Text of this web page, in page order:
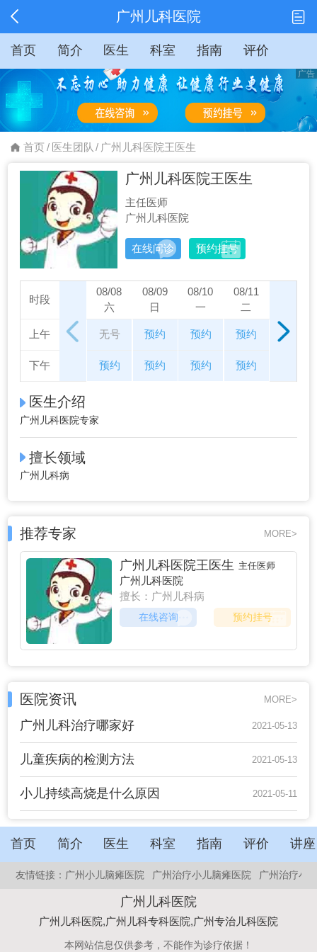
广州儿科医院
首页 简介 医生 科室 指南 评价
首页 / 医生团队 / 广州儿科医院王医生
广州儿科医院王医生
主任医师
广州儿科医院
在线问诊 预约挂号
时段
上午
下午
08/08
六
无号
预约
08/09
日
预约
预约
08/10
一
预约
预约
08/11
二
预约
预约
预约
医生介绍
广州儿科医院专家
擅长领域
广州儿科病
推荐专家 MORE>
广州儿科医院王医生 主任医师
广州儿科医院
擅长：广州儿科病
在线咨询 预约挂号
医院资讯 MORE>
广州儿科治疗哪家好 2021-05-13
儿童疾病的检测方法 2021-05-13
小儿持续高烧是什么原因 2021-05-11
首页 简介 医生 科室 指南 评价 讲座
友情链接： 广州小儿脑瘫医院 广州治疗小儿脑瘫医院 广州治疗小
广州儿科医院
广州儿科医院,广州儿科专科医院,广州专治儿科医院
本网站信息仅供参考，不能作为诊疗依据！